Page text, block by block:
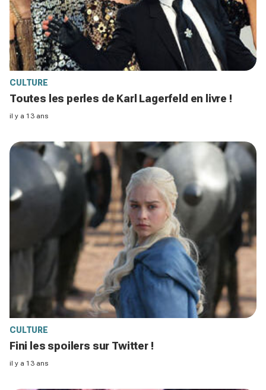
CULTURE
Toutes les perles de Karl Lagerfeld en livre !
il y a 13 ans
CULTURE
Fini les spoilers sur Twitter !
il y a 13 ans